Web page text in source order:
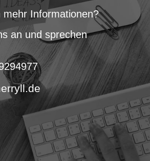
mehr Informationen?
an und sprechen